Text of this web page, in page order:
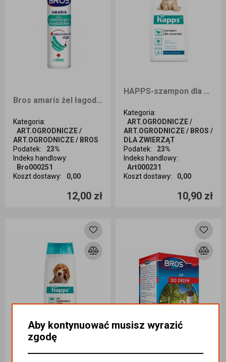
Bros amaris żel łagodzący 50ml
Kategoria:
ART.OGRODNICZE /
ART.OGRODNICZE / BROS
Podatek:
23%
Indeks handlowy:
Bro000251
Koszt dostawy: 0,00
12,00 zł
Ilość sztuk
HAPPS-szampon dla szczeniąt 200ml
Kategoria:
ART.OGRODNICZE /
ART.OGRODNICZE / BROS /
DLA ZWIERZĄT
Podatek:
23%
Indeks handlowy:
Art000231
Koszt dostawy: 0,00
10,90 zł
Ilość sztuk
Aby kontynuować musisz wyrazić
zgodę